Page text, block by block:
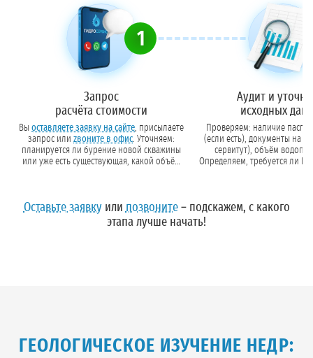
1
Запрос
расчёта стоимости
Вы оставляете заявку на сайте, присылаете
запрос или
zвоните в офис. Уточняем:
планируется ли бурение новой скважины
или уже есть существующая, какой объём
Аудит и
исходных
Проверяем: наличие
(если есть), документы на
сервитут), объём водопотребления.
Определяем, требуется ли
Оставьте заявкуили позвоните– подскажем, с какого
этапа лучше начать!
ГЕОЛОГИЧЕСКОЕ ИЗУЧЕНИЕ НЕДР: